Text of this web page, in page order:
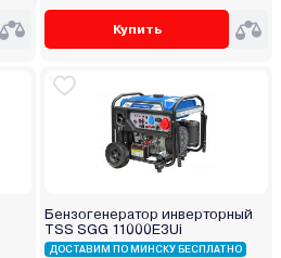
Купить
Бензогенератор инверторный
TSS SGG 11000E3Ui
ДОСТАВИМ ПО МИНСКУ БЕСПЛАТНО